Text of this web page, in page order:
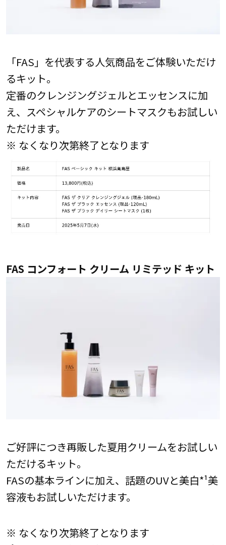
「FAS」を代表する人気商品をご体験いただけ
るキット。
定番のクレンジングジェルとエッセンスに加
え、スペシャルケアのシートマスクもお試しい
ただけます。
※ なくなり次第終了となります
FAS コンフォート クリーム リミテッド キット
ご好評につき再販した夏用クリームをお試しい
ただけるキット。
FASの基本ラインに加え、話題のUVと美白*¹美
容液もお試しいただけます。
※ なくなり次第終了となります